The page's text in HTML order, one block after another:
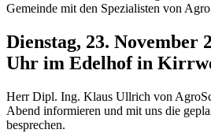
Gemeinde mit den Spezialisten von
Dienstag, 23. November
Uhr im Edelhof in
Herr Dipl. Ing. Klaus Ullrich von
Abend informieren und mit uns die
besprechen.